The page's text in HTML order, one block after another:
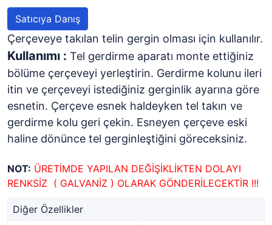
Satıcıya Danış
Çerçeveye takılan telin gergin olması için kullanılır.
Kullanımı : Tel gerdirme aparatı monte ettiğiniz
bölüme çerçeveyi yerleştirin. Gerdirme kolunu ileri
itin ve çerçeveyi istediğiniz gerginlik ayarına göre
esnetin. Çerçeve esnek haldeyken tel takın ve
gerdirme kolu geri çekin. Esneyen çerçeve eski
haline dönünce tel gerginleştiğini göreceksiniz.
NOT: ÜRETİMDE YAPILAN DEĞİŞİKLİKTEN DOLAYI
RENKSİZ ( GALVANİZ ) OLARAK GÖNDERİLECEKTİR !!!
Diğer Özellikler